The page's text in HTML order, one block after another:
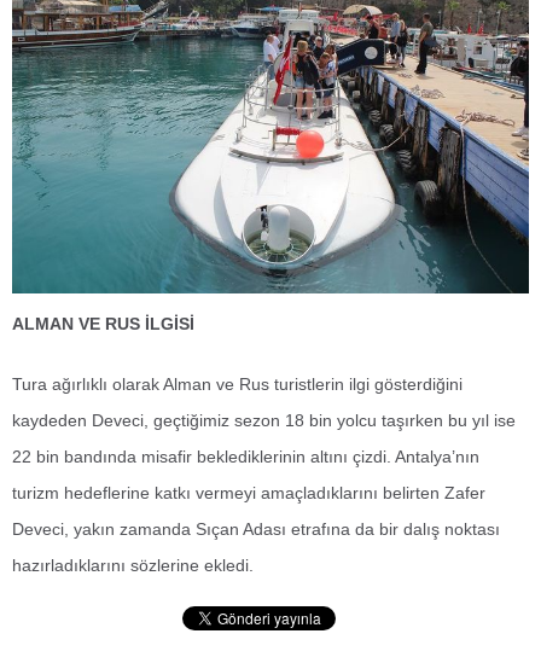
ALMAN VE RUS İLGİSİ
Tura ağırlıklı olarak Alman ve Rus turistlerin ilgi gösterdiğini
kaydeden Deveci, geçtiğimiz sezon 18 bin yolcu taşırken bu yıl ise
22 bin bandında misafir beklediklerinin altını çizdi. Antalya’nın
turizm hedeflerine katkı vermeyi amaçladıklarını belirten Zafer
Deveci, yakın zamanda Sıçan Adası etrafına da bir dalış noktası
hazırladıklarını sözlerine ekledi.